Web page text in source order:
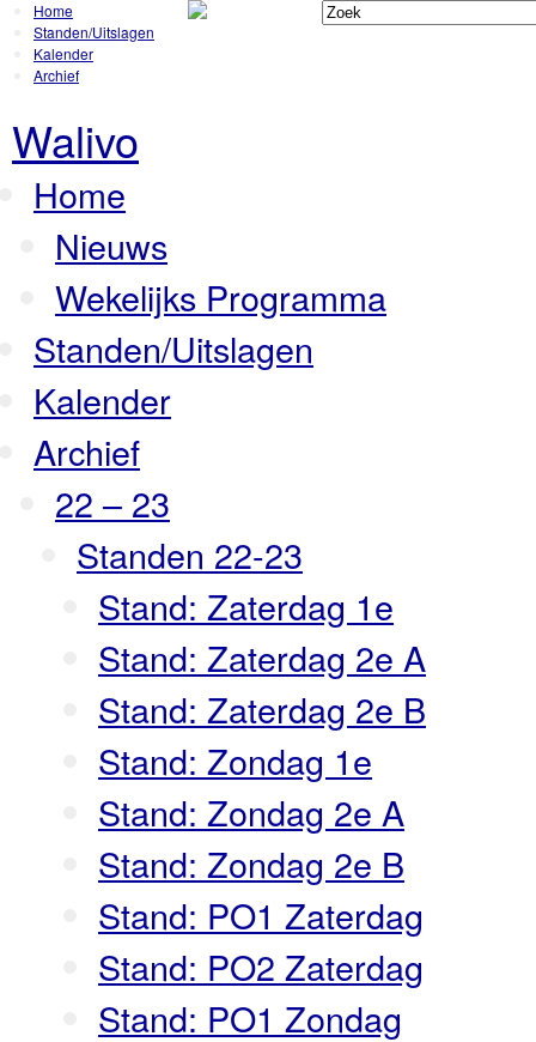
Home
Standen/Uitslagen
Kalender
Archief
Walivo
Home
Nieuws
Wekelijks Programma
Standen/Uitslagen
Kalender
Archief
22 – 23
Standen 22-23
Stand: Zaterdag 1e
Stand: Zaterdag 2e A
Stand: Zaterdag 2e B
Stand: Zondag 1e
Stand: Zondag 2e A
Stand: Zondag 2e B
Stand: PO1 Zaterdag
Stand: PO2 Zaterdag
Stand: PO1 Zondag